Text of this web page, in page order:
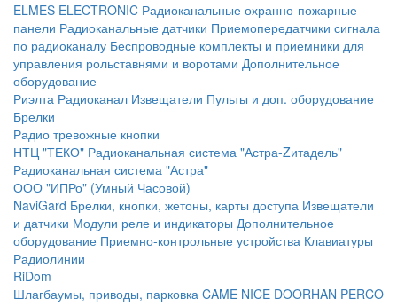
ELMES ELECTRONIC Радиоканальные охранно-пожарные
панели Радиоканальные датчики Приемопередатчики сигнала
по радиоканалу Беспроводные комплекты и приемники для
управления рольставнями и воротами Дополнительное
оборудование
Риэлта Радиоканал Извещатели Пульты и доп. оборудование
Брелки
Радио тревожные кнопки
НТЦ "ТЕКО" Радиоканальная система "Астра-Zитадель"
Радиоканальная система "Астра"
ООО "ИПРо" (Умный Часовой)
NaviGard Брелки, кнопки, жетоны, карты доступа Извещатели
и датчики Модули реле и индикаторы Дополнительное
оборудование Приемно-контрольные устройства Клавиатуры
Радиолинии
RiDom
Шлагбаумы, приводы, парковка CAME NICE DOORHAN PERCO